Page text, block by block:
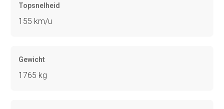
Topsnelheid
155 km/u
Gewicht
1765 kg